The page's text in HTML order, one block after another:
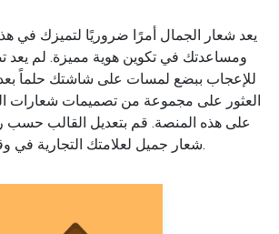
يعد شعار الجمال أمرًا ضروريًا لتميزك في
ومساعدتك في تكوين هوية مميزة. لم يعد
للإعجاب ببضع لمسات على شاشتك حلماً
العثور على مجموعة من تصميمات شعارات
على هذه المنصة. قم بتعديل القالب حسب
شعار جميل لعلامتك التجارية في وقت قصير.